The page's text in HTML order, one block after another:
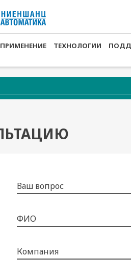
ПРИМЕНЕНИЕ ТЕХНОЛОГИИ
Ваш вопрос
ФИО
Компания